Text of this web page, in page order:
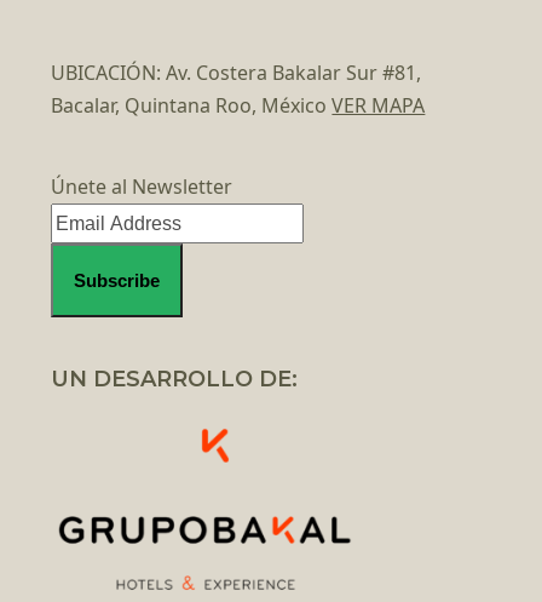
UBICACIÓN: Av. Costera Bakalar Sur #81,
Bacalar, Quintana Roo, MéxicoVER MAPA
Únete al Newsletter
UN DESARROLLO DE: